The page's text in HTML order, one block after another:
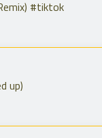
#tiktok
up)